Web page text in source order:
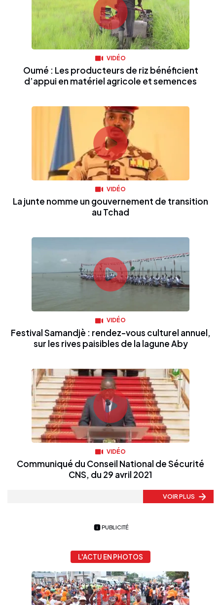
VIDÉO
Oumé : Les producteurs de riz bénéficient
d’appui en matériel agricole et semences
VIDÉO
La junte nomme un gouvernement de transition
au Tchad
VIDÉO
Festival Samandjè : rendez-vous culturel annuel,
sur les rives paisibles de la lagune Aby
VIDÉO
Communiqué du Conseil National de Sécurité
CNS, du 29 avril 2021
VOIR PLUS
PUBLICITÉ
L'ACTU EN PHOTOS